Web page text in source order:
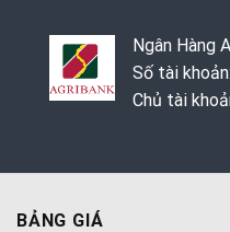
Ngân Hàng
Số tài
Chủ tài
BẢNG GIÁ